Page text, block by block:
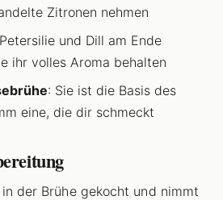
Zitronen nehmen
und Dill am Ende
ihr volles Aroma behalten
: Sie ist die Basis des
eine, die dir schmeckt
der Brühe gekocht und nimmt